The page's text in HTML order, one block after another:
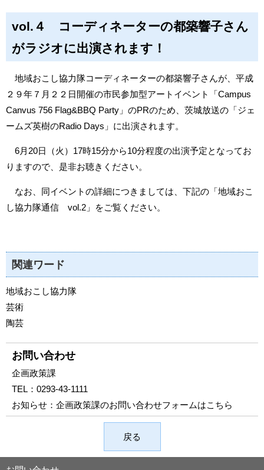
vol.４ コーディネーターの都築響子さん
がラジオに出演されます！
地域おこし協力隊コーディネーターの都築響子さんが、平成
２９年７月２２日開催の市民参加型アートイベント「Campus
Canvus 756 Flag&BBQ Party」のPRのため、茨城放送の「ジェ
ームズ英樹のRadio Days」に出演されます。
6月20日（火）17時15分から10分程度の出演予定となってお
りますので、是非お聴きください。
なお、同イベントの詳細につきましては、下記の「地域おこ
し協力隊通信 vol.2」をご覧ください。
関連ワード
地域おこし協力隊
芸術
陶芸
お問い合わせ
企画政策課
TEL： 0293-43-1111
お知らせ： 企画政策課のお問い合わせフォームはこちら
戻る